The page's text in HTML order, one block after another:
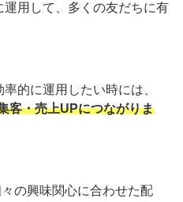
運用して、多くの友だちに有
的に運用したい時には、
客・売上UPにつながりま
の興味関心に合わせた配